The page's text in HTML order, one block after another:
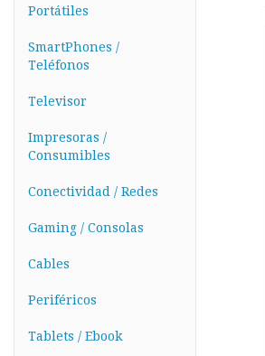
Portátiles
SmartPhones /
Teléfonos
Televisor
Impresoras /
Consumibles
Conectividad / Redes
Gaming / Consolas
Cables
Periféricos
Tablets / Ebook